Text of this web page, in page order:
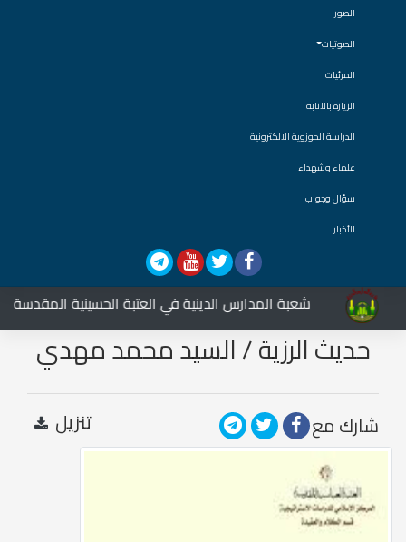
الصور
الصوتيات
المرئيات
الزيارة بالانابة
الدراسة الحوزوية الالكترونية
علماء وشهداء
سؤال وجواب
الأخبار
شعبة المدارس الدينية في العتبة الحسينية المقدسة
حديث الرزية / السيد محمد مهدي
الخرسان
شارك مع تنزيل